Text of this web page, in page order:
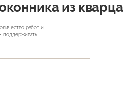
из кварца
работ и
поддерживать